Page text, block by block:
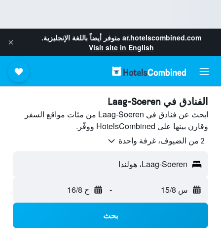
ar.hotelscombined.com متوفر أيضاً باللغة الإنجليزية.
Visit site in English
الفنادق في Laag-Soeren
ابحث عن فنادق في Laag-Soeren من مئات مواقع السفر
وقارن بينها على HotelsCombined ووفّر.
2 من الضيوف، غرفة واحدة
Laag-Soeren، هولندا
س 15/8 - ح 16/8
بحث